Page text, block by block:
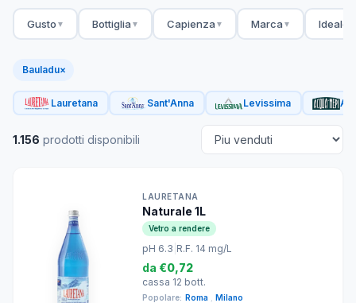
Gusto ▼ Bottiglia ▼ Capienza ▼ Marca ▼ Ideale
Bauladu×
Lauretana Sant'Anna Levissima
1.156 prodotti disponibili
LAURETANA
Naturale 1L
Vetro a rendere
pH 6.3 R.F. 14 mg/L
da €0,72
cassa 12 bott.
Popolare: Roma Milano